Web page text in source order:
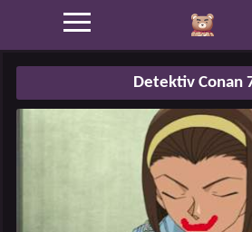
Detektiv Conan